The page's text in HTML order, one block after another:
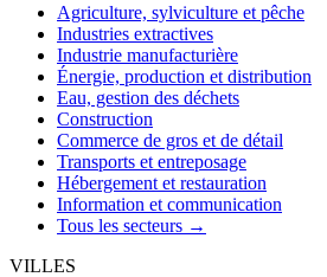
Agriculture, sylviculture et pêche
Industries extractives
Industrie manufacturière
Énergie, production et distribution
Eau, gestion des déchets
Construction
Commerce de gros et de détail
Transports et entreposage
Hébergement et restauration
Information et communication
Tous les secteurs →
VILLES